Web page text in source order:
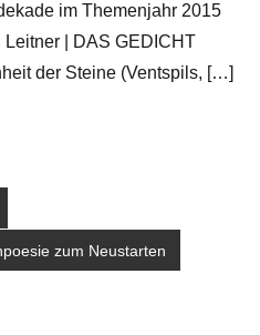
im Themenjahr 2015
Leitner | DAS GEDICHT
der Steine (Ventspils, […]
zum Neustarten